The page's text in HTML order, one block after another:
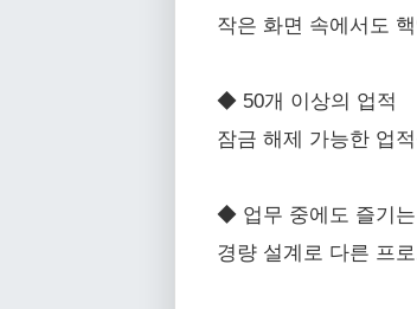
작은 화면 속에서도
◆ 50개 이상의 업적
잠금 해제 가능한 업
◆ 업무 중에도 즐기는
경량 설계로 다른 프